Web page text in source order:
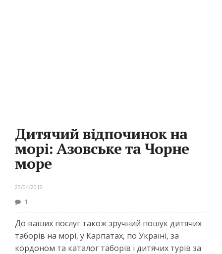
Дитячий відпочинок на
морі: Азовське та Чорне
море
23/04/2012
1
До ваших послуг також зручний пошук дитячих
таборів на морі, у Карпатах, по Україні, за
кордоном та каталог таборів і дитячих турів за